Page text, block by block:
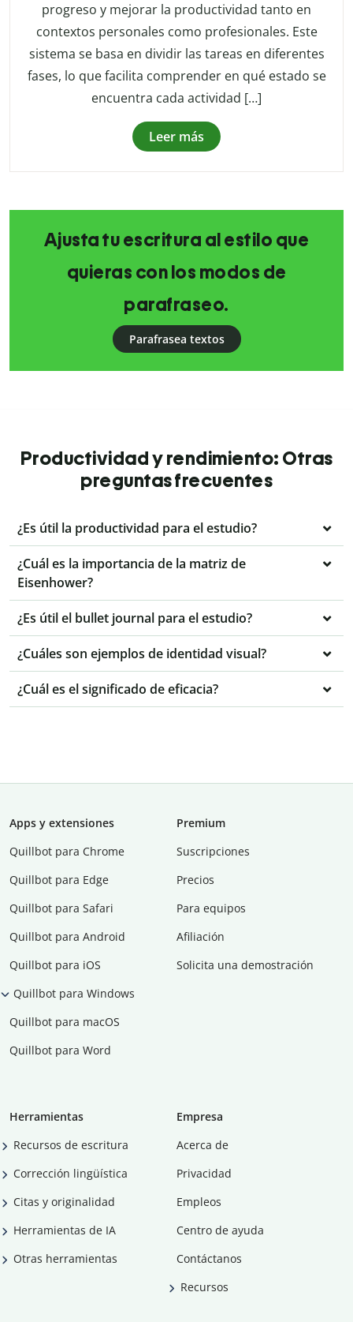
progreso y mejorar la productividad tanto en
contextos personales como profesionales. Este
sistema se basa en dividir las tareas en diferentes
fases, lo que facilita comprender en qué estado se
encuentra cada actividad […]
Leer más
Ajusta tu escritura al estilo que
quieras con los modos de
parafraseo.
Parafrasea textos
Productividad y rendimiento: Otras
preguntas frecuentes
¿Es útil la productividad para el estudio?
¿Cuál es la importancia de la matriz de
Eisenhower?
¿Es útil el bullet journal para el estudio?
¿Cuáles son ejemplos de identidad visual?
¿Cuál es el significado de eficacia?
Apps y extensiones
Quillbot para Chrome
Quillbot para Edge
Quillbot para Safari
Quillbot para Android
Quillbot para iOS
Quillbot para Windows
Quillbot para macOS
Quillbot para Word
Premium
Suscripciones
Precios
Para equipos
Afiliación
Solicita una demostración
Herramientas
Recursos de escritura
Corrección lingüística
Citas y originalidad
Herramientas de IA
Otras herramientas
Empresa
Acerca de
Privacidad
Empleos
Centro de ayuda
Contáctanos
Recursos